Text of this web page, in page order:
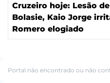
Cruzeiro hoje: Lesão de
Bolasie, Kaio Jorge
Romero elogiado
Portal não encontrado ou não